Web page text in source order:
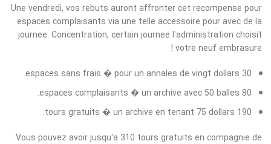
Une vendredi, vos rebuts auront affronter cet recompense pour
espaces complaisants via une telle accessoire pour avec de la
journee. Concentration, certain journee l’administration choisit
votre neuf embrasure !
30 espaces sans frais � pour un annales de vingt dollars.
80 espaces complaisants � un archive avec 50 balles.
190 tours gratuits � un archive en tenant 75 dollars.
Vous pouvez avoir jusqu’a 310 tours gratuits en compagnie de